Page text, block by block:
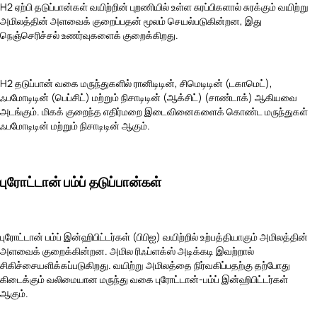
H2 ஏற்பி தடுப்பான்கள் வயிற்றின் புறணியில் உள்ள சுரப்பிகளால் சுரக்கும் வயிற்று
அமிலத்தின் அளவைக் குறைப்பதன் மூலம் செயல்படுகின்றன, இது
நெஞ்செரிச்சல் உணர்வுகளைக் குறைக்கிறது.
H2 தடுப்பான் வகை மருந்துகளில் ரானிடிடின், சிமெடிடின் (டகாமெட்),
ஃபமோடிடின் (பெப்சிட்) மற்றும் நிசாடிடின் (ஆக்சிட்) (சாண்டாக்) ஆகியவை
அடங்கும். மிகக் குறைந்த எதிர்மறை இடைவினைகளைக் கொண்ட மருந்துகள்
ஃபமோடிடின் மற்றும் நிசாடிடின் ஆகும்.
புரோட்டான் பம்ப் தடுப்பான்கள்
புரோட்டான் பம்ப் இன்ஹிபிட்டர்கள் (பிபிஐ) வயிற்றில் உற்பத்தியாகும் அமிலத்தின்
அளவைக் குறைக்கின்றன. அமில ரிஃப்ளக்ஸ் அடிக்கடி இவற்றால்
சிகிச்சையளிக்கப்படுகிறது. வயிற்று அமிலத்தை நிர்வகிப்பதற்கு தற்போது
கிடைக்கும் வலிமையான மருந்து வகை புரோட்டான்-பம்ப் இன்ஹிபிட்டர்கள்
ஆகும்.